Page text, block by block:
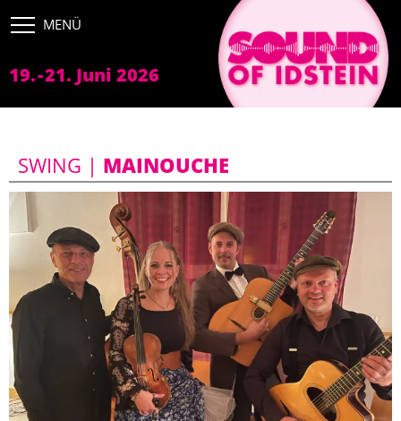
FESTIVAL
Sponsoren
Anfahrt
PROGRAMM
SERVICE
IMPRESSUM
19.-21. Juni 2026
SWING | MAINOUCHE